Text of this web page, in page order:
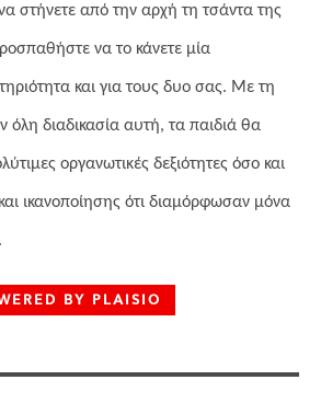
στήνετε από την αρχή τη τσάντα της
να το κάνετε μία
και για τους δυο σας. Με τη
όλη διαδικασία αυτή, τα παιδιά θα
οργανωτικές δεξιότητες όσο και
ικανοποίησης ότι διαμόρφωσαν μόνα
BY PLAISIO